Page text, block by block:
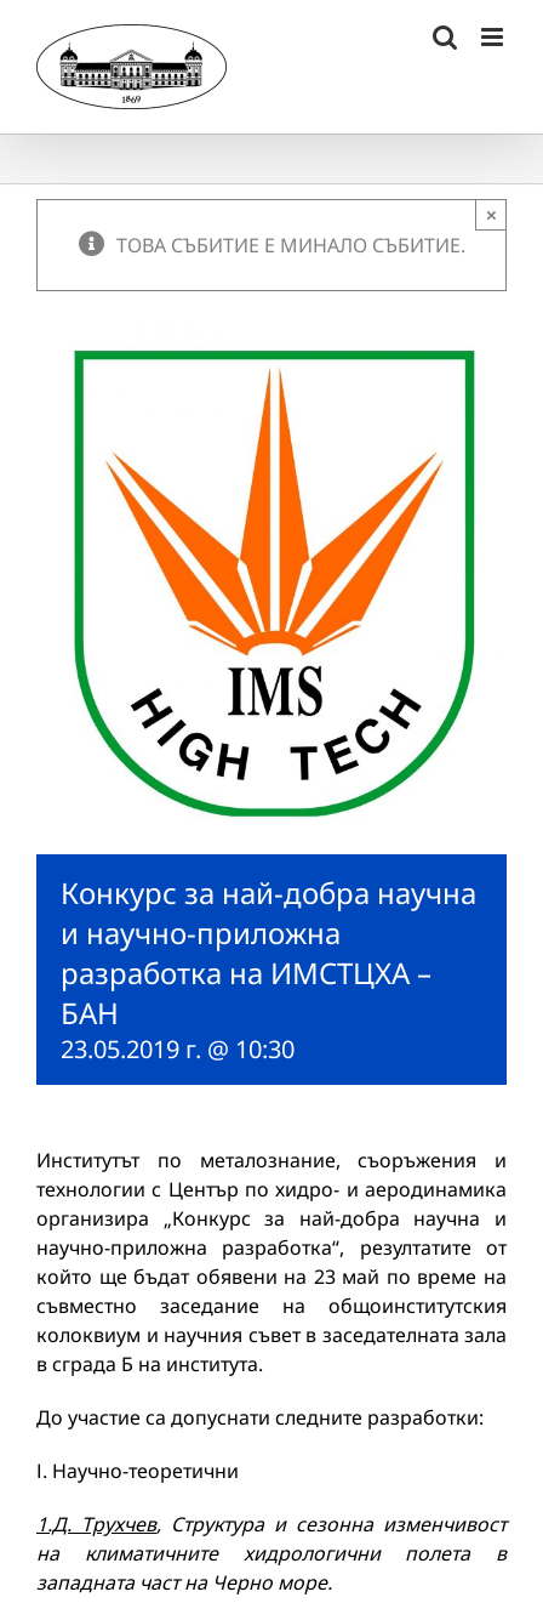
content
ТОВА СЪБИТИЕ Е МИНАЛО СЪБИТИЕ.
×
Конкурс за най-добра научна
и научно-приложна
разработка на ИМСТЦХА –
БАН
23.05.2019 г. @ 10:30
Институтът по металознание, съоръжения и
технологии с Център по хидро- и аеродинамика
организира „Конкурс за най-добра научна и
научно-приложна разработка“, резултатите от
който ще бъдат обявени на 23 май по време на
съвместно заседание на общоинститутския
колоквиум и научния съвет в заседателната зала
в сграда Б на института.
До участие са допуснати следните разработки:
І. Научно-теоретични
1.Д. Трухчев, Структура и сезонна изменчивост
на климатичните хидрологични полета в
западната част на Черно море.